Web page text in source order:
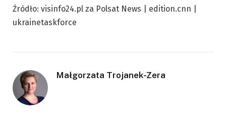
Źródło: visinfo24.pl za Polsat News | edition.cnn |
ukrainetaskforce
Małgorzata Trojanek-Zera